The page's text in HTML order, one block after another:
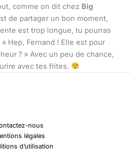
comme on dit chez Big
de partager un bon moment,
est trop longue, tu pourras
Hep, Fernand ! Elle est pour
? » Avec un peu de chance,
avec tes frites.
nous
légales
d’utilisation